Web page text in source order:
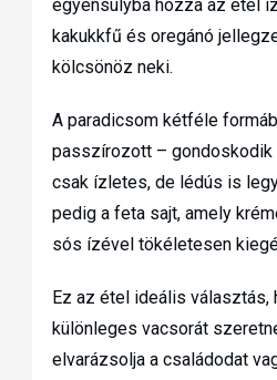
egyensúlyba hozza az étel
kakukkfű és oregánó
kölcsönöz neki.
A paradicsom kétféle
passzírozott – gondoskodik
csak ízletes, de lédús is
pedig a feta sajt, amely
sós ízével tökéletesen
Ez az étel ideális választás,
különleges vacsorát
elvarázsolja a családodat